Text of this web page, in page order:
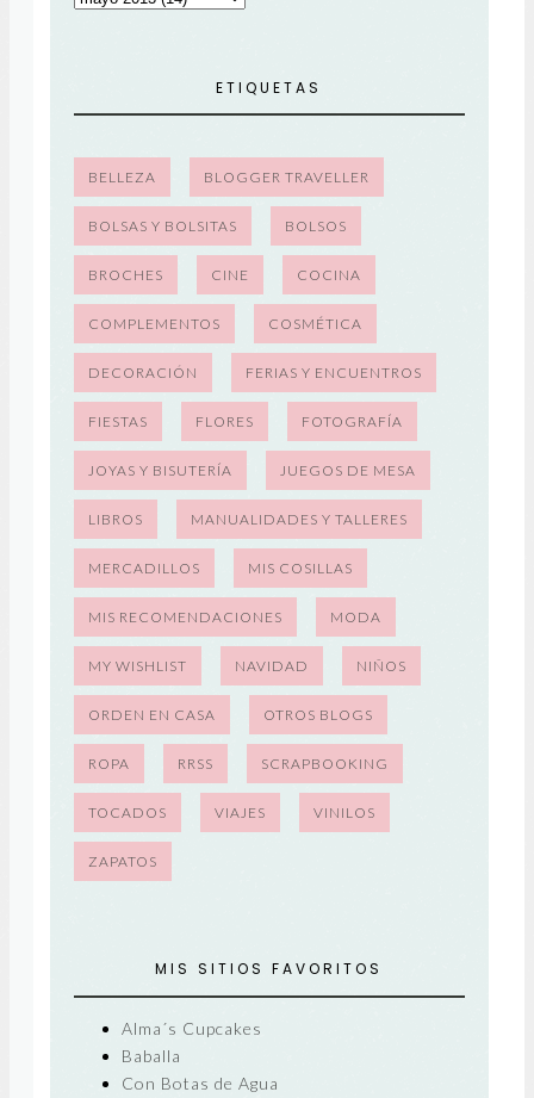
ETIQUETAS
BELLEZA BLOGGER TRAVELLER
BOLSAS Y BOLSITAS BOLSOS
BROCHES CINE COCINA
COMPLEMENTOS COSMÉTICA
DECORACIÓN FERIAS Y ENCUENTROS
FIESTAS FLORES FOTOGRAFÍA
JOYAS Y BISUTERÍA JUEGOS DE MESA
LIBROS MANUALIDADES Y TALLERES
MERCADILLOS MIS COSILLAS
MIS RECOMENDACIONES MODA
MY WISHLIST NAVIDAD NIÑOS
ORDEN EN CASA OTROS BLOGS
ROPA RRSS SCRAPBOOKING
TOCADOS VIAJES VINILOS
ZAPATOS
MIS SITIOS FAVORITOS
Alma´s Cupcakes
Baballa
Con Botas de Agua